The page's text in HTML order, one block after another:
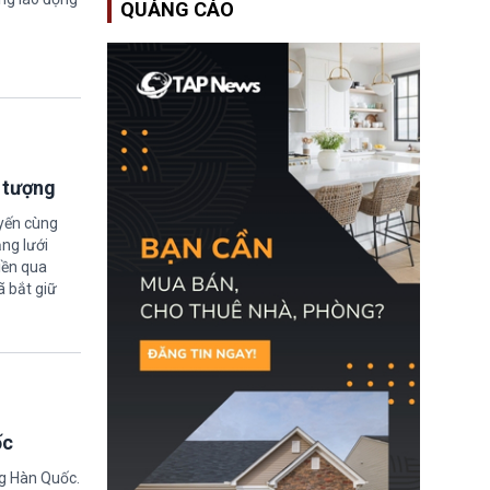
cùng
lưới
qua
bắt giữ
Quốc.
Anh vừa mở cổng ứng
tuyển dành riêng ứng
viên Việt Nam, hỗ trợ
toàn bộ chi phí học tập
cùng nhiều quyền lợi
trong suốt một năm
QUẢNG CÁO